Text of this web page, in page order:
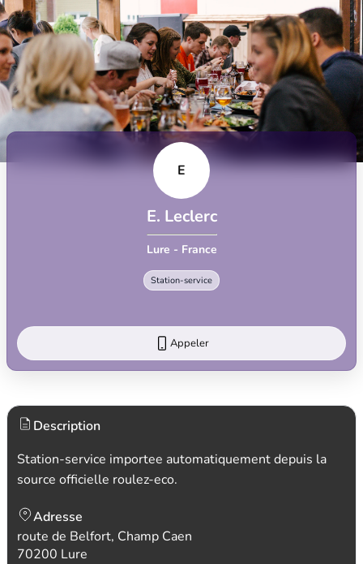
E
E. Leclerc
Lure - France
Station-service
Appeler
Description
Station-service importee automatiquement depuis la
source officielle roulez-eco.
Adresse
route de Belfort, Champ Caen
70200 Lure